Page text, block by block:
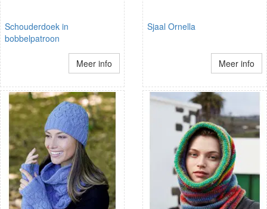
Schouderdoek in
bobbelpatroon
Meer info
Sjaal Ornella
Meer info